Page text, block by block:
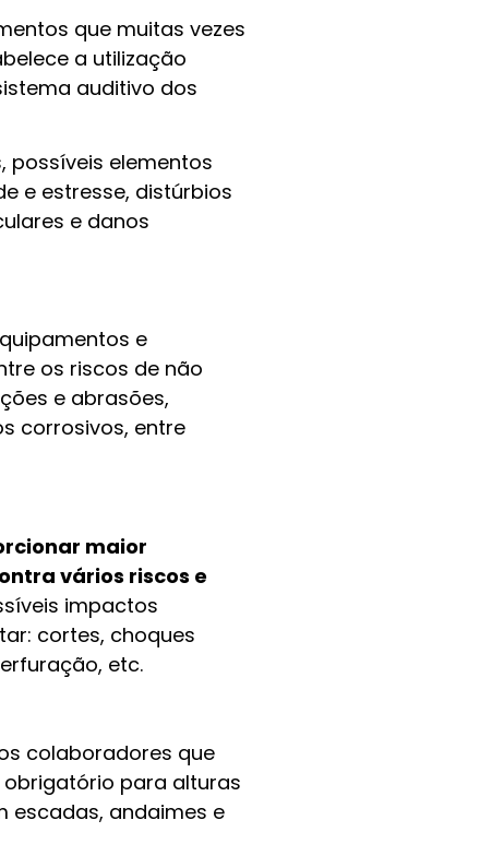
que muitas vezes
a utilização
auditivo dos
possíveis elementos
e estresse, distúrbios
e danos
e
os riscos de não
e abrasões,
corrosivos, entre
maior
vários riscos e
impactos
cortes, choques
etc.
colaboradores que
para alturas
escadas, andaimes e